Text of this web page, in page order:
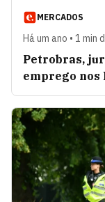
MERCADOS
Há um ano • 1 min
Petrobras,
emprego nos